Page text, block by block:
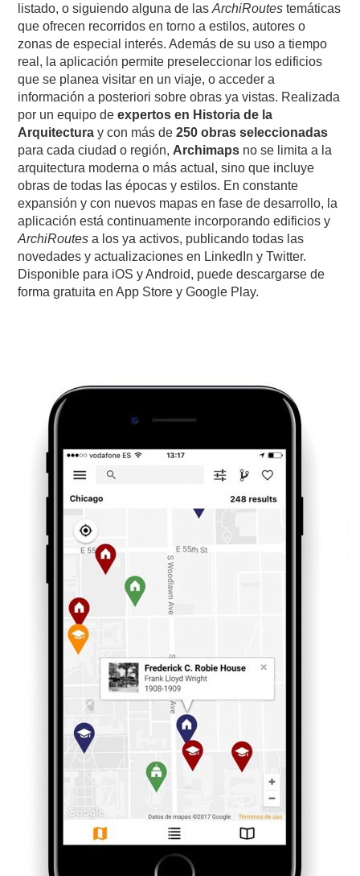
listado, o siguiendo alguna de lasArchiRoutes temáticas
que ofrecen recorridos en torno a estilos, autores o
zonas de especial interés. Además de su uso a tiempo
real, la aplicación permite preseleccionar los edificios
que se planea visitar en un viaje, o acceder a
información a posteriori sobre obras ya vistas. Realizada
por un equipo deexpertos en Historia de la
Arquitectura y con más de 250 obras seleccionadas
para cada ciudad o región, Archimaps no se limita a la
arquitectura moderna o más actual, sino que incluye
obras de todas las épocas y estilos. En constante
expansión y con nuevos mapas en fase de desarrollo, la
aplicación está continuamente incorporando edificios y
ArchiRoutes a los ya activos, publicando todas las
novedades y actualizaciones en LinkedIn y Twitter.
Disponible para iOS y Android, puede descargarse de
forma gratuita en App Store y Google Play.